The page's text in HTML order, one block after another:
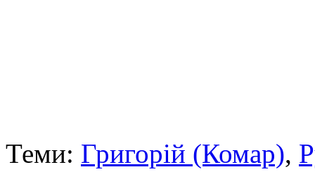
Теми: Григорій (Комар),